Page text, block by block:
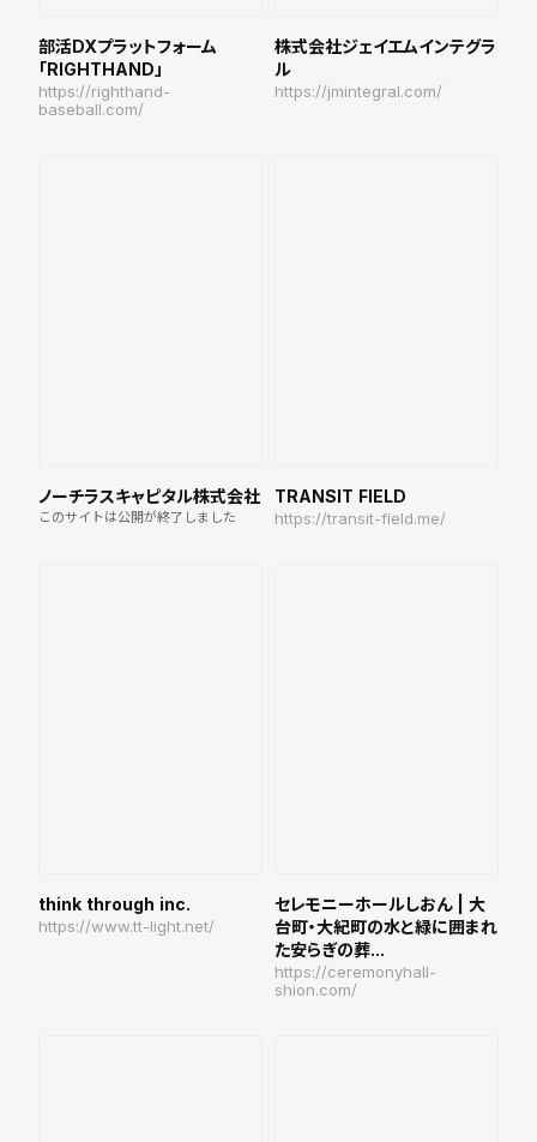
部活DXプラットフォーム
「RIGHTHAND」
https://righthand-
baseball.com/
株式会社ジェイエムインテグラ
ル
https://jmintegral.com/
ノーチラスキャピタル株式会社
このサイトは公開が終了しました
TRANSIT FIELD
https://transit-field.me/
think through inc.
https://www.tt-light.net/
セレモニーホールしおん | 大
台町・大紀町の水と緑に囲まれ
た安らぎの葬...
https://ceremonyhall-
shion.com/